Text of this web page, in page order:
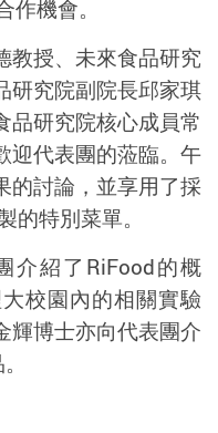
作機會。
教授、未來食品研究
研究院副院長邱家琪
品研究院核心成員常
迎代表團的蒞臨。午
的討論，並享用了採
的特別菜單。
介紹了RiFood的概
校園內的相關實驗
輝博士亦向代表團介